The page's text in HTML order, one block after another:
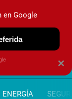
ENERGÍA
×
en Google